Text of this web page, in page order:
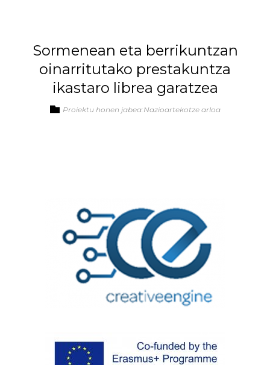
Sormenean eta berrikuntzan
oinarritutako prestakuntza
ikastaro librea garatzea
Proiektu honen jabea:Nazioartekotze arloa